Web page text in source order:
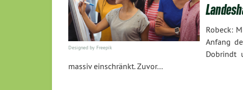
Designed by Freepik
Robeck:
Anfang
Dobrindt
massiv einschränkt. Zuvor…